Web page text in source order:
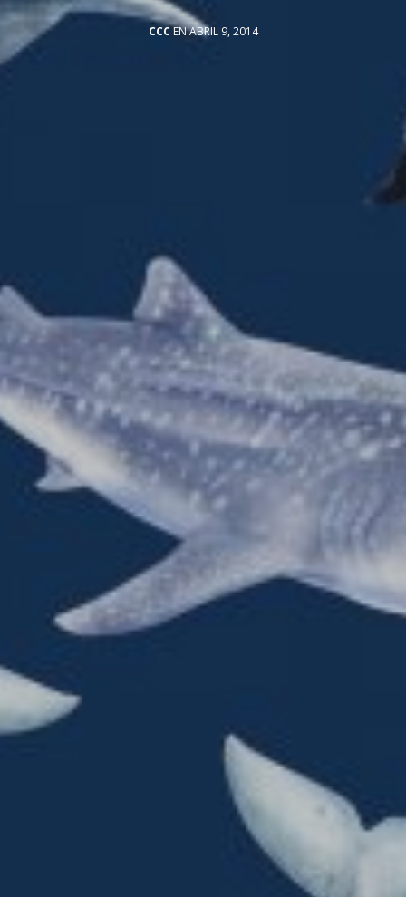
CCCEN ABRIL 9, 2014